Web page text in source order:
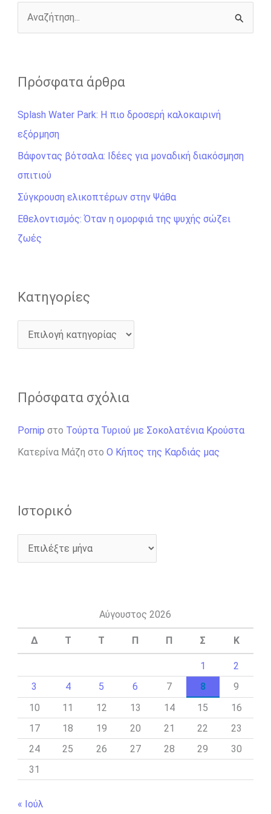
k
e
r
k
ζ
τ
η
σ
η
γ
ι
α
Πρόσφατα άρθρα
Splash Water Park: Η πιο δροσερή καλοκαιρινή
εξόρμηση
Βάφοντας βότσαλα: Ιδέες για μοναδική διακόσμηση
σπιτιού
Σύγκρουση ελικοπτέρων στην Ψάθα
Εθελοντισμός: Όταν η ομορφιά της ψυχής σώζει
ζωές
Kατηγορίες
Πρόσφατα σχόλια
Pornip στο Τούρτα Τυριού με Σοκολατένια Κρούστα
Κατερίνα Μάζη στο Ο Κήπος της Καρδιάς μας
Ιστορικό
Αύγουστος 2026
Δ Τ Τ Π Π Σ Κ
1
2
3
4 5 6 7 8
9
10
11 12 13 14 15
16
17
18 19 20 21 22
23
24
25 26 27 28 29
30
31
« Ιούλ